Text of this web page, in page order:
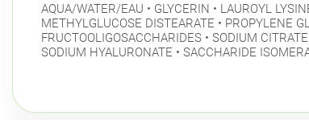
AQUA/WATER/EAU • GLYCERIN • LAUROYL
METHYLGLUCOSE DISTEARATE • PROPYLENE
FRUCTOOLIGOSACCHARIDES • SODIUM
SODIUM HYALURONATE • SACCHARIDE